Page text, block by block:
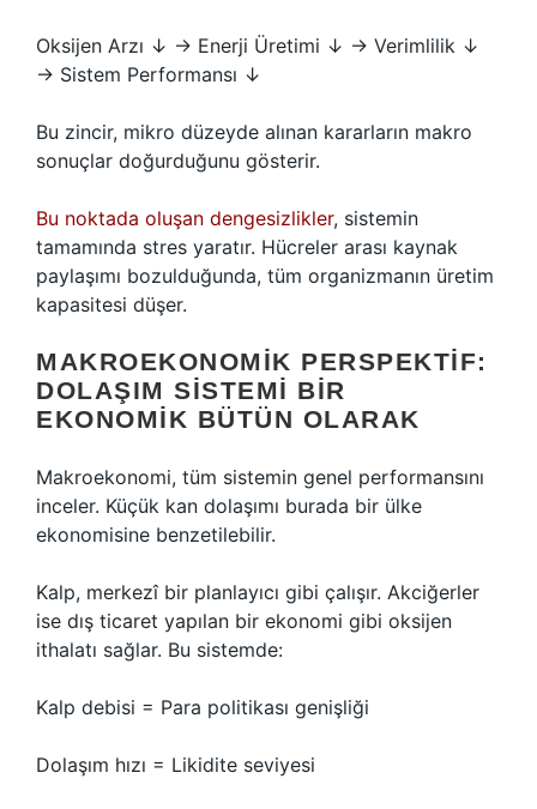
Oksijen Arzı ↓ → Enerji Üretimi ↓ → Verimlilik ↓
→ Sistem Performansı ↓
Bu zincir, mikro düzeyde alınan kararların makro
sonuçlar doğurduğunu gösterir.
Bu noktada oluşan dengesizlikler, sistemin
tamamında stres yaratır. Hücreler arası kaynak
paylaşımı bozulduğunda, tüm organizmanın üretim
kapasitesi düşer.
MAKROEKONOMIK PERSPEKTIF:
DOLAŞIM SISTEMI BIR
EKONOMIK BÜTÜN OLARAK
Makroekonomi, tüm sistemin genel performansını
inceler. Küçük kan dolaşımı burada bir ülke
ekonomisine benzetilebilir.
Kalp, merkezî bir planlayıcı gibi çalışır. Akciğerler
ise dış ticaret yapılan bir ekonomi gibi oksijen
ithalatı sağlar. Bu sistemde:
Kalp debisi = Para politikası genişliği
Dolaşım hızı = Likidite seviyesi